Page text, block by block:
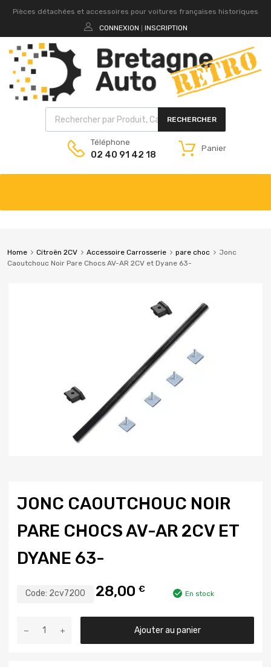
Pièces détachées et accessoires pour voitures françaises historiques
CONNEXION
INSCRIPTION
RECHERCHER
Téléphone
02 40 91 42 18
Panier
Home Citroën 2CV Accessoire Carrosserie pare choc
Jonc
Caoutchouc Noir Pare Chocs AV-AR 2CV et Dyane 63-
JONC CAOUTCHOUC NOIR
PARE CHOCS AV-AR 2CV ET
DYANE 63-
Code: 2cv7200 28,00 € En stock
Ajouter au panier